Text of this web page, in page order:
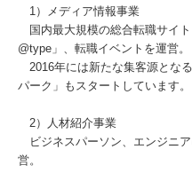
1）メディア情報事業
国内最大規模の総合転職サイ
@type」、転職イベントを運営。
2016年には新たな集客源とな
パーク」もスタートしています。
2）人材紹介事業
ビジネスパーソン、エンジニ
営。